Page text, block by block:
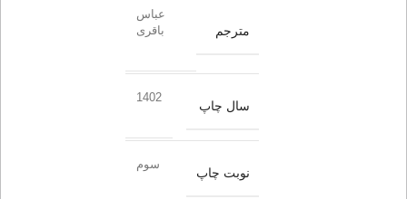
مترجم
عباس
باقری
سال چاپ
1402
نوبت چاپ
سوم